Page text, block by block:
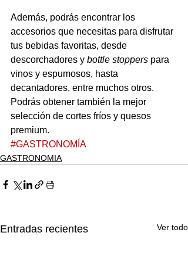
Además, podrás encontrar los
accesorios que necesitas para disfrutar
tus bebidas favoritas, desde
descorchadores y bottle stoppers para
vinos y espumosos, hasta
decantadores, entre muchos otros.
Podrás obtener también la mejor
selección de cortes fríos y quesos
premium.
#GASTRONOMÍA
GASTRONOMIA
Entradas recientes Ver todo